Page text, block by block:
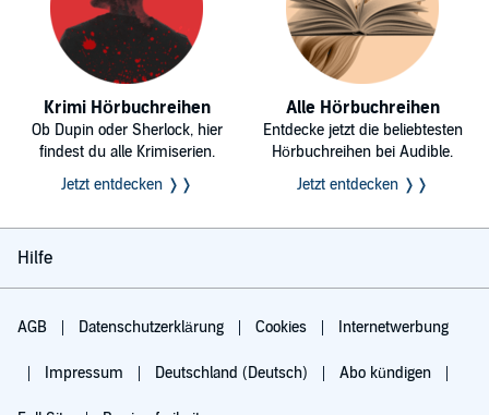
Krimi Hörbuchreihen
Ob Dupin oder Sherlock, hier
findest du alle Krimiserien.
Jetzt entdecken ❭❭
Alle Hörbuchreihen
Entdecke jetzt die beliebtesten
Hörbuchreihen bei Audible.
Jetzt entdecken ❭❭
Hilfe
AGB Datenschutzerklärung Cookies Internetwerbung
Impressum Deutschland (Deutsch) Abo kündigen